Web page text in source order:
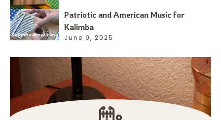
Patriotic and American Music for
Kalimba
June 9, 2025